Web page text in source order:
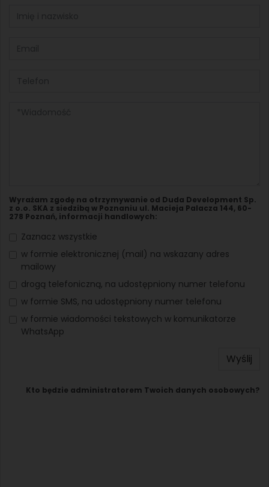
Wyrażam zgodę na otrzymywanie od Duda Development Sp.
z o.o. SKA z siedzibą w Poznaniu ul. Macieja Palacza 144, 60-
278 Poznań, informacji handlowych:
Zaznacz wszystkie
w formie elektronicznej (mail) na wskazany adres
mailowy
drogą telefoniczną, na udostępniony numer telefonu
w formie SMS, na udostępniony numer telefonu
w formie wiadomości tekstowych w komunikatorze
WhatsApp
Wyślij
Kto będzie administratorem Twoich danych osobowych?